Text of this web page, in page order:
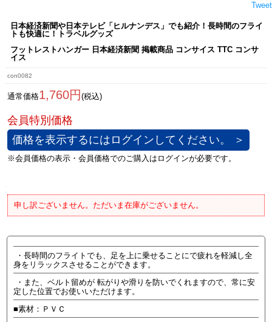
Tweet
日本経済新聞や日本テレビ「ヒルナンデス」でも紹介！長時間のフライ
トも快適に！トラベルグッズ
フットレストハンガー 日本経済新聞 掲載商品 コンサイス TTC コンサ
イス
con0082
通常価格1,760円 (税込)
価格を表示するにはログインしてください。 ＞
申し訳ございません。ただいま在庫がございません。
・長時間のフライトでも、足を上に乗せることにで疲れを軽減し全
身をリラックスさせることができます。
・また、ベルト留めが 転がりや滑りを防いでくれますので、常に安
定した位置でお使いいただけます。
■素材：ＰＶＣ